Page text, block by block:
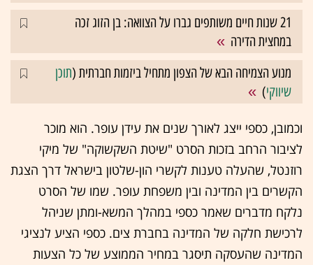
21 שנות חיים משותפים גברו על הצוואה: בן הזוג זכה
במחצית הדירה
מנוע הצמיחה הבא של הצפון מתחיל ביזמות חברתית (תוכן
שיווקי)
וכמובן, כספי ייצג לאורך שנים את עידן עופר. הוא מוכר
לציבור הרחב בזכות הסרט "שיטת השקשוקה" של מיקי
רוזנטל, שהעלה טענות לקשרי הון-שלטון בישראל דרך הצגת
הקשרים בין המדינה ובין משפחת עופר. שמו של הסרט
נלקח מדברים שאמר כספי במהלך המשא-ומתן שניהל
לרכישת חלקה של המדינה בחברת צים. כספי הציע לנציגי
המדינה שהעסקה תיסגר במחיר הממוצע של כל הצעות